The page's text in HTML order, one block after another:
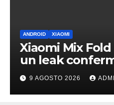
ANDROID XIAOMI
Xiaomi Mix Fold
un leak
design a
e HyperOS 4
9 AGOSTO 2026